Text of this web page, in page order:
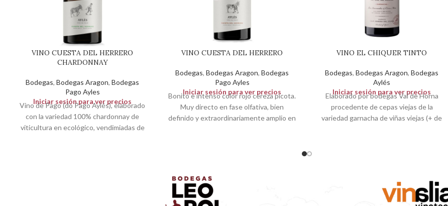
VINO CUESTA DEL HERRERO
CHARDONNAY
Bodegas, Bodegas Aragon, Bodegas
Pago Ayles
Iniciar sesión para ver precios
Vino de Pago (do Pago Aylés), elaborado
con la variedad 100% chardonnay de
viticultura en ecológico, vendimiadas de
VINO CUESTA DEL HERRERO
Bodegas, Bodegas Aragon, Bodegas
Pago Ayles
Iniciar sesión para ver precios
Bonito e intenso color rojo cereza picota.
Muy directo en fase olfativa, bien
definido y extraordinariamente amplio en
VINO EL CHIQUER TINTO
Bodegas, Bodegas Aragon, Bodegas
Aylés
Iniciar sesión para ver precios
Elaborado por bodegas Val de Horna
procedente de cepas viejas de la
variedad garnacha de viñas viejas (+ de